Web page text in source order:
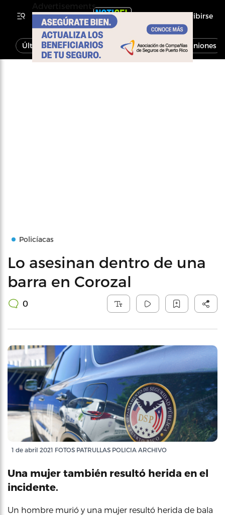
Inscribirse
Última Hora Noticias Economía Opiniones
Policíacas
Lo asesinan dentro de una
barra en Corozal
0
1 de abril 2021 FOTOS PATRULLAS POLICIA ARCHIVO
Una mujer también resultó herida en el
incidente.
Un hombre murió y una mujer resultó herida de bala
Advertisements